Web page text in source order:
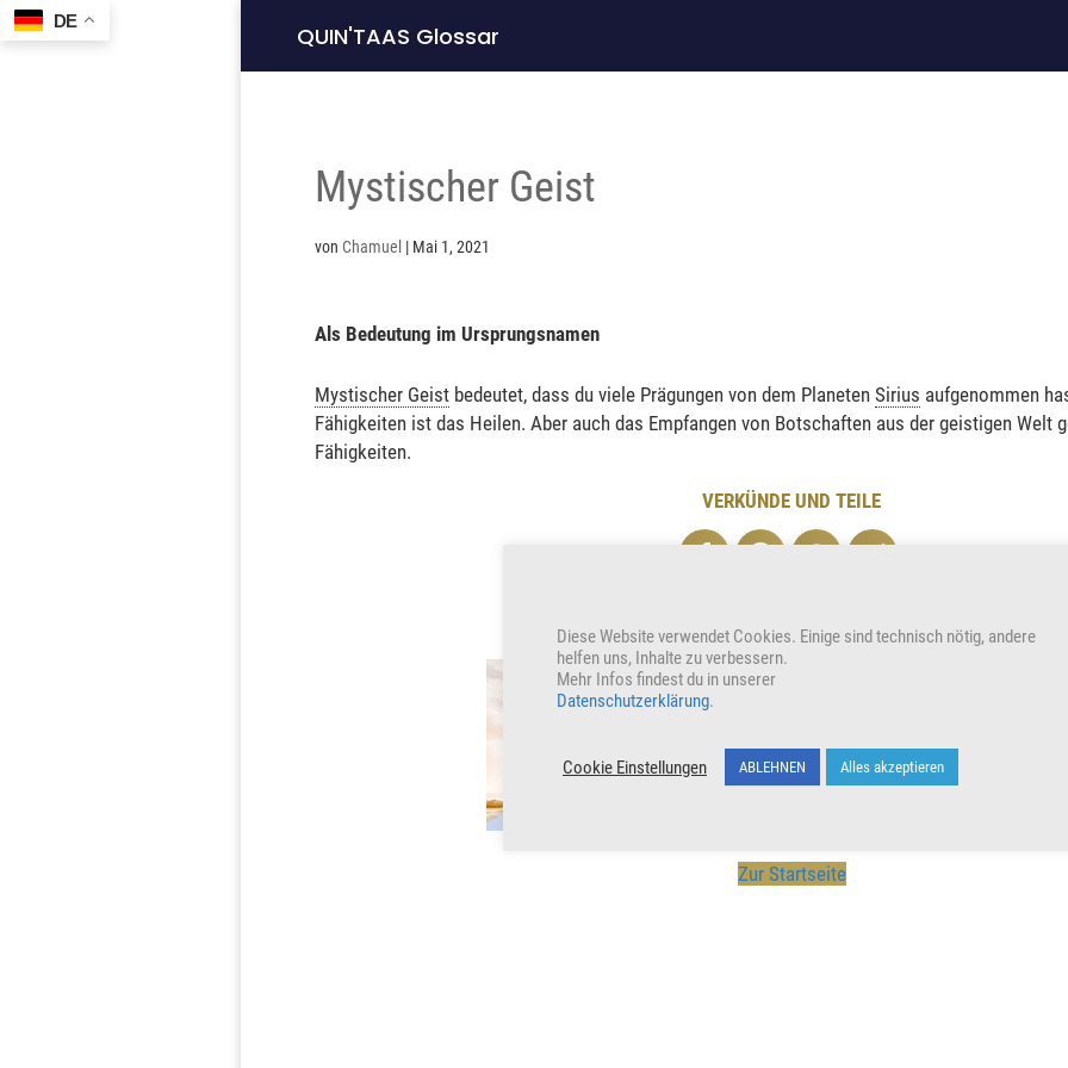
QUIN'TAAS Glossar
Mystischer Geist
von Chamuel | Mai 1, 2021
Als Bedeutung im Ursprungsnamen
Mystischer Geistbedeutet, dass du viele Prägungen von dem Planeten Sirius aufgenommen
Fähigkeiten ist das Heilen. Aber auch das Empfangen von Botschaften aus der geistigen Welt
Fähigkeiten.
VERKÜNDE UND TEILE
Zur Startseite
Diese Website verwendet Cookies. Einige sind technisch nötig, andere
helfen uns, Inhalte zu verbessern.
Mehr Infos findest du in unserer
Datenschutzerklärung.
Cookie Einstellungen ABLEHNEN Alles akzeptieren
DE